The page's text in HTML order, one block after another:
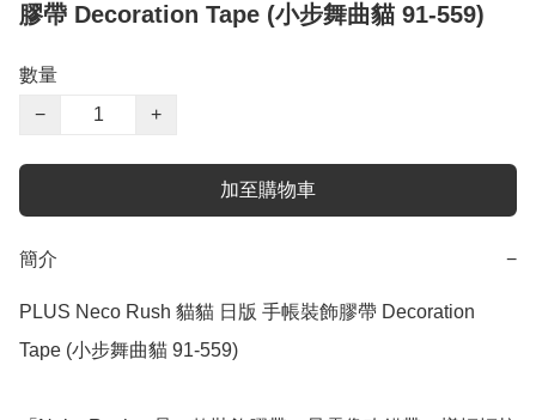
膠帶 Decoration Tape (小步舞曲貓 91-559)
數量
−
+
加至購物車
簡介 −
PLUS Neco Rush 貓貓 日版 手帳裝飾膠帶 Decoration
Tape (小步舞曲貓 91-559)